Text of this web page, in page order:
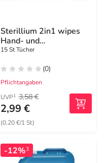
Sterillium 2in1 wipes
Hand- und
Flächendesinfektion
15 St Tücher
(0)
Pflichtangaben
UVP1 3,58 €
2,99 €
(0,20 €/1 St)
-12%3